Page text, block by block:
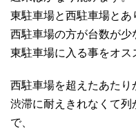
東駐車場と西駐車場とあ
西駐車場の方が台数が少
東駐車場に入る事をオス
西駐車場を超えたあたり
渋滞に耐えきれなくて
で、